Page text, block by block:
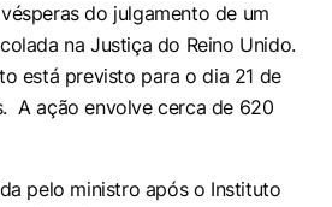
do julgamento de um
na Justiça do Reino Unido.
está previsto para o dia 21 de
A ação envolve cerca de 620
pelo ministro após o Instituto